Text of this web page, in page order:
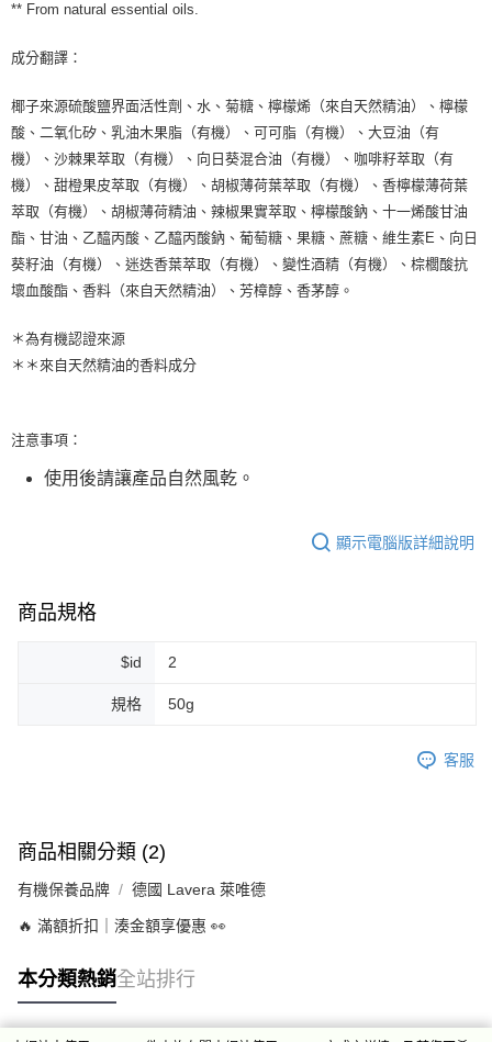
** From natural essential oils.
成分翻譯：
椰子來源硫酸鹽界面活性劑、水、菊糖、檸檬烯（來自天然精油）、檸檬
酸、二氧化矽、乳油木果脂（有機）、可可脂（有機）、大豆油（有
機）、沙棘果萃取（有機）、向日葵混合油（有機）、咖啡籽萃取（有
機）、甜橙果皮萃取（有機）、胡椒薄荷葉萃取（有機）、香檸檬薄荷葉
萃取（有機）、胡椒薄荷精油、辣椒果實萃取、檸檬酸鈉、十一烯酸甘油
酯、甘油、乙醯丙酸、乙醯丙酸鈉、葡萄糖、果糖、蔗糖、維生素E、向日
葵籽油（有機）、迷迭香葉萃取（有機）、變性酒精（有機）、棕櫚酸抗
壞血酸酯、香料（來自天然精油）、芳樟醇、香茅醇。
＊為有機認證來源
＊＊來自天然精油的香料成分
注意事項：
使用後請讓產品自然風乾。
顯示電腦版詳細說明
商品規格
$id 2
規格 50g
客服
商品相關分類 (2)
有機保養品牌 德國 Lavera 萊唯德
🔥 滿額折扣｜湊金額享優惠 👀
本分類熱銷全站排行